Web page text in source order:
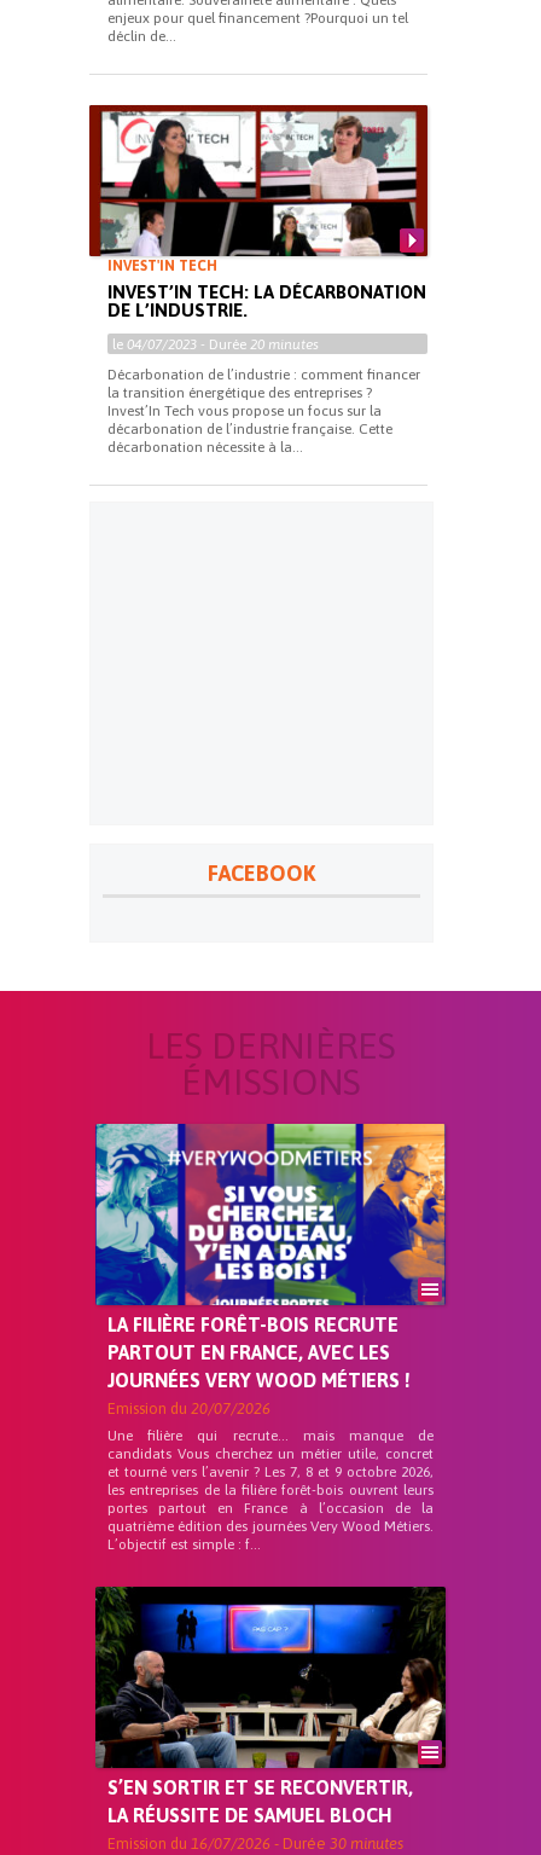
enjeux pour quel financement ?Pourquoi un tel
déclin de...
INVEST'IN TECH
INVEST’IN TECH: LA DÉCARBONATION
DE L’INDUSTRIE.
le 04/07/2023 - Durée 20 minutes
Décarbonation de l’industrie : comment financer
la transition énergétique des entreprises ?
Invest’In Tech vous propose un focus sur la
décarbonation de l’industrie française. Cette
décarbonation nécessite à la...
FACEBOOK
LES DERNIÈRES
ÉMISSIONS
LA FILIÈRE FORÊT-BOIS RECRUTE
PARTOUT EN FRANCE, AVEC LES
JOURNÉES VERY WOOD MÉTIERS !
Emission du 20/07/2026
Une filière qui recrute… mais manque de
candidats Vous cherchez un métier utile, concret
et tourné vers l’avenir ? Les 7, 8 et 9 octobre 2026,
les entreprises de la filière forêt-bois ouvrent leurs
portes partout en France à l’occasion de la
quatrième édition des journées Very Wood Métiers.
L’objectif est simple : f...
S’EN SORTIR ET SE RECONVERTIR,
LA RÉUSSITE DE SAMUEL BLOCH
Emission du 16/07/2026 - Durée 30 minutes